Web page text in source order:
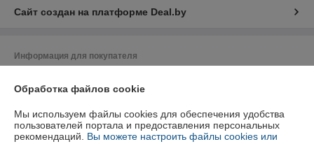
Сайт создан на платформе Deal.by
Информация для покупателя
Минск , ул. Стариновская д.23-6
Регистрационный номер ЕГР: 100844098
УНП: 100844098
Обработка файлов cookie
Мы используем файлы cookies для обеспечения удобства
пользователей портала и предоставления персональных
рекомендаций. Вы можете настроить файлы cookies или